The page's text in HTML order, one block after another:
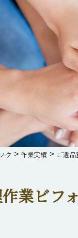
ク >作業実績 > ご遺
業ビフ